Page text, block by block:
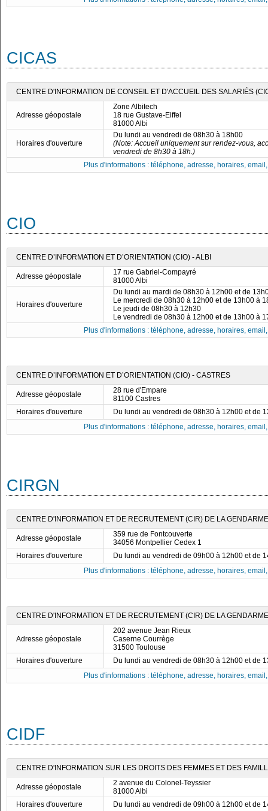
CICAS
CENTRE D'INFORMATION DE CONSEIL ET D'ACCUEIL DES SALARIÉS
Adresse géopostale
Zone Albitech
18 rue Gustave-Eiffel
81000 Albi
Horaires d'ouverture
Du lundi au vendredi de 08h30 à 18h00
(Note: Accueil uniquement sur rendez-vous,
vendredi de 8h30 à 18h.)
Plus d'informations : téléphone, adresse, horaires,
CIO
CENTRE D’INFORMATION ET D’ORIENTATION (CIO) - ALBI
Adresse géopostale
17 rue Gabriel-Compayré
81000 Albi
Horaires d'ouverture
Du lundi au mardi de 08h30 à 12h00 et de
Le mercredi de 08h30 à 12h00 et de 13h00 à
Le jeudi de 08h30 à 12h30
Le vendredi de 08h30 à 12h00 et de 13h00 à
Plus d'informations : téléphone, adresse, horaires,
CENTRE D’INFORMATION ET D’ORIENTATION (CIO) - CASTRES
Adresse géopostale
28 rue d'Empare
81100 Castres
Horaires d'ouverture
Du lundi au vendredi de 08h30 à 12h00 et de
Plus d'informations : téléphone, adresse, horaires,
CIRGN
CENTRE D'INFORMATION ET DE RECRUTEMENT (CIR) DE LA
Adresse géopostale
359 rue de Fontcouverte
34056 Montpellier Cedex 1
Horaires d'ouverture
Du lundi au vendredi de 09h00 à 12h00 et de
Plus d'informations : téléphone, adresse, horaires,
CENTRE D'INFORMATION ET DE RECRUTEMENT (CIR) DE LA
Adresse géopostale
202 avenue Jean Rieux
Caserne Courrège
31500 Toulouse
Horaires d'ouverture
Du lundi au vendredi de 08h30 à 12h00 et de
Plus d'informations : téléphone, adresse, horaires,
CIDF
CENTRE D'INFORMATION SUR LES DROITS DES FEMMES ET DES
Adresse géopostale
2 avenue du Colonel-Teyssier
81000 Albi
Horaires d'ouverture
Du lundi au vendredi de 09h00 à 12h00 et de